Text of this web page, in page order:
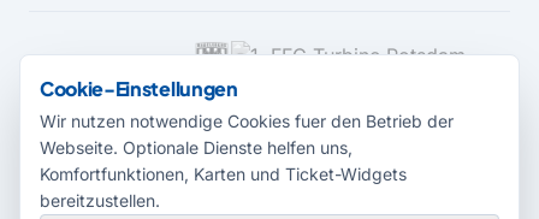
MEDIENPARTNER
Cookie-Einstellungen
Wir nutzen notwendige Cookies fuer den Betrieb der
Webseite. Optionale Dienste helfen uns,
Komfortfunktionen, Karten und Ticket-Widgets
bereitzustellen.